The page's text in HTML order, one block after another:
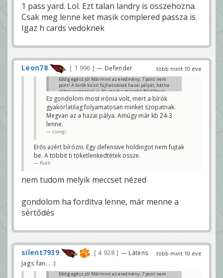
1 pass yard. Lol. Ezt talan landry is osszehozna.
Csak meg lenne ket masik complered passza is.
Igaz h cards vedoknek
több mint 10 éve
Leon78 1 996 — Defender
Eddig egész jó! Mármint az eredmény, 7 pont nem
pont! A bírók kicsit fújhatnának hazai pályát, hátha
akkor vezetnénk is. Na majd a második félidőben!
Szokol
Ez gondolom most irónia volt, mert a bírók
gyakorlatilag folyamatosan minket szopatnak.
Megvan az a hazai pálya. Amúgy már kb 24-3
lenne.
csongi
Erős azért bírózni. Egy defensive holdingot nem fujtak
be. A többit ti töketlenkedtétek össze.
Roth
nem tudom melyik meccset nézed
gondolom ha fordítva lenne, már menne a
sértődés
több mint 10 éve
silent7939 4 928
— Látens
Jags fan... :)
Eddig egész jó! Mármint az eredmény, 7 pont nem